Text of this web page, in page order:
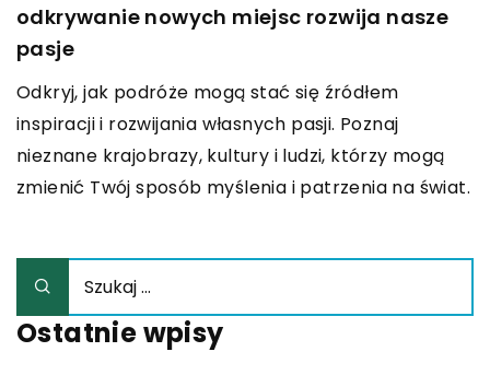
odkrywanie nowych miejsc rozwija nasze
pasje
Odkryj, jak podróże mogą stać się źródłem
inspiracji i rozwijania własnych pasji. Poznaj
nieznane krajobrazy, kultury i ludzi, którzy mogą
zmienić Twój sposób myślenia i patrzenia na świat.
Ostatnie wpisy